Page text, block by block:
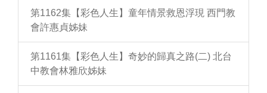
第1162集【彩色人生】童年情景救恩浮現 西門教
會許惠貞姊妹
第1161集【彩色人生】奇妙的歸真之路(二) 北台
中教會林雅欣姊妹